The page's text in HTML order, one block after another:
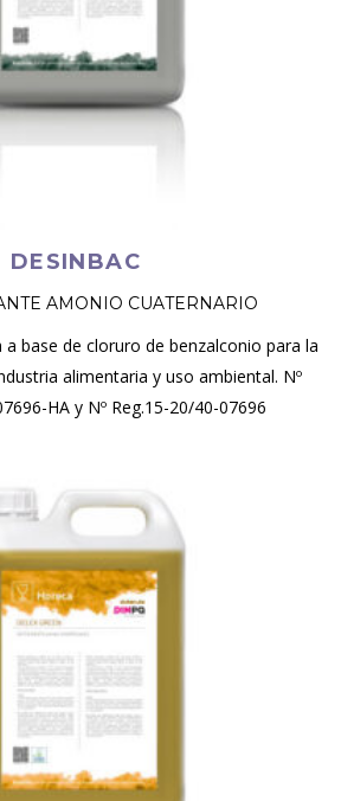
DESINBAC
AMONIO CUATERNARIO
a base de cloruro de benzalconio para la
alimentaria y uso ambiental. Nº
HA y Nº Reg.15-20/40-07696